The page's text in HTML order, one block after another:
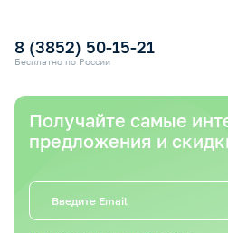
8 (3852) 50-15-21
Бесплатно по России
Получайте самые
предложения и